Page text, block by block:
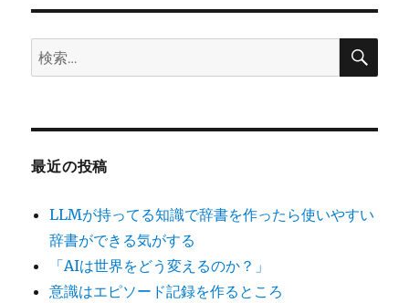
ン
カ
に
検
索:
検
最近の投稿
LLMが持ってる知識で辞書を作ったら使いやすい
辞書ができる気がする
「AIは世界をどう変えるのか？」
意識はエピソード記録を作るところ